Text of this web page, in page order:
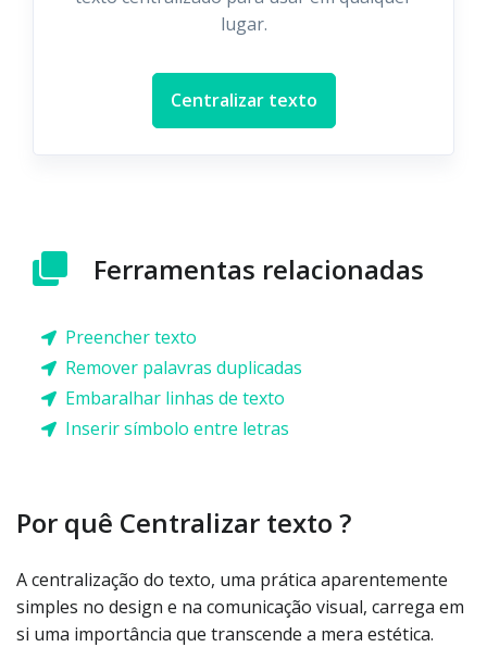
lugar.
Centralizar texto
Ferramentas relacionadas
Preencher texto
Remover palavras duplicadas
Embaralhar linhas de texto
Inserir símbolo entre letras
Por quê Centralizar texto ?
A centralização do texto, uma prática aparentemente
simples no design e na comunicação visual, carrega em
si uma importância que transcende a mera estética.